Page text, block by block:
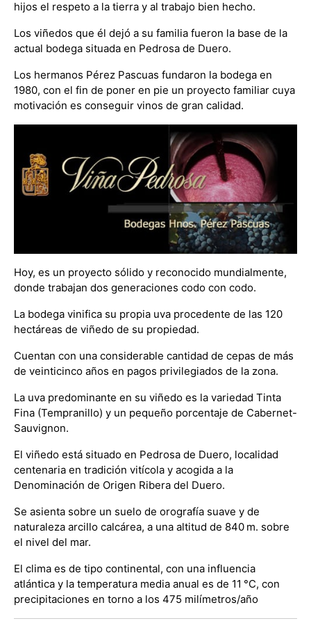
hijos el respeto a la tierra y al trabajo bien hecho.
Los viñedos que él dejó a su familia fueron la base de la
actual bodega situada en Pedrosa de Duero.
Los hermanos Pérez Pascuas fundaron la bodega en
1980, con el fin de poner en pie un proyecto familiar cuya
motivación es conseguir vinos de gran calidad.
Hoy, es un proyecto sólido y reconocido mundialmente,
donde trabajan dos generaciones codo con codo.
La bodega vinifica su propia uva procedente de las 120
hectáreas de viñedo de su propiedad.
Cuentan con una considerable cantidad de cepas de más
de veinticinco años en pagos privilegiados de la zona.
La uva predominante en su viñedo es la variedad Tinta
Fina (Tempranillo) y un pequeño porcentaje de Cabernet-
Sauvignon.
El viñedo está situado en Pedrosa de Duero, localidad
centenaria en tradición vitícola y acogida a la
Denominación de Origen Ribera del Duero.
Se asienta sobre un suelo de orografía suave y de
naturaleza arcillo calcárea, a una altitud de 840 m. sobre
el nivel del mar.
El clima es de tipo continental, con una influencia
atlántica y la temperatura media anual es de 11 °C, con
precipitaciones en torno a los 475 milímetros/año